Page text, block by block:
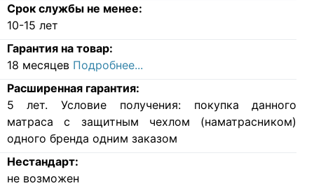
Срок службы не менее:
10-15 лет
Гарантия на товар:
18 месяцев Подробнее...
Расширенная гарантия:
5 лет. Условие получения: покупка данного
матраса с защитным чехлом (наматрасником)
одного бренда одним заказом
Нестандарт:
не возможен